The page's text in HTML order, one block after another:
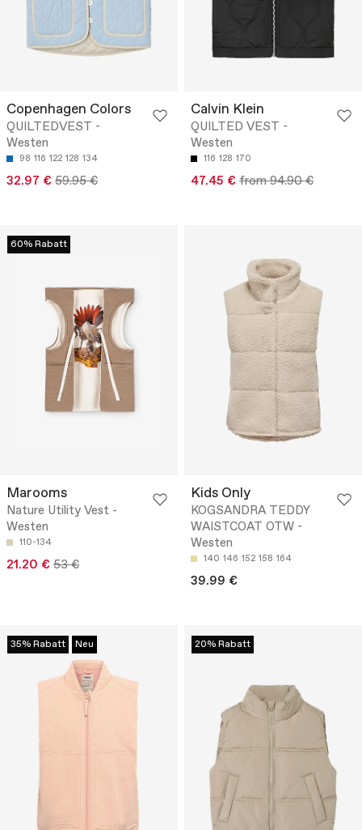
Copenhagen Colors
QUILTEDVEST -
Westen
98 116 122 128 134
32.97 € 59.95 €
Calvin Klein
QUILTED VEST -
Westen
116 128 170
47.45 € from 94.90 €
60% Rabatt
Marooms
Nature Utility Vest -
Westen
110-134
21.20 € 53 €
Kids Only
KOGSANDRA TEDDY
WAISTCOAT OTW -
Westen
140 146 152 158 164
39.99 €
35% Rabatt Neu 20% Rabatt